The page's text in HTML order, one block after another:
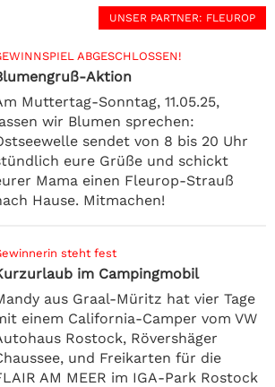
UNSER PARTNER: FLEUROP
ABGESCHLOSSEN!
Aktion
Muttertag-Sonntag, 11.05.25,
wir Blumen sprechen:
sendet von 8 bis 20 Uhr
eure Grüße und schickt
Mama einen Fleurop-Strauß
Hause. Mitmachen!
steht fest
im Campingmobil
aus Graal-Müritz hat vier Tage
einem California-Camper vom VW
Rostock, Rövershäger
und Freikarten für die
AM MEER im IGA-Park Rostock